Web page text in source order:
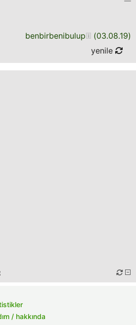
benbirbenibulup (03.08.19)
yenile
/ hakkında